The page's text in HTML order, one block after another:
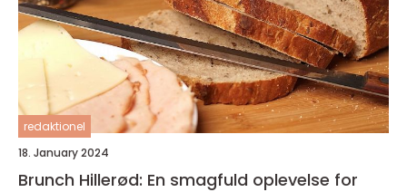
redaktionel
18. January 2024
Brunch Hillerød: En smagfuld oplevelse for